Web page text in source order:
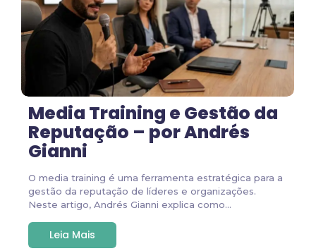
Media Training e Gestão da
Reputação – por Andrés
Gianni
O media training é uma ferramenta estratégica para a
gestão da reputação de líderes e organizações.
Neste artigo, Andrés Gianni explica como...
Leia Mais